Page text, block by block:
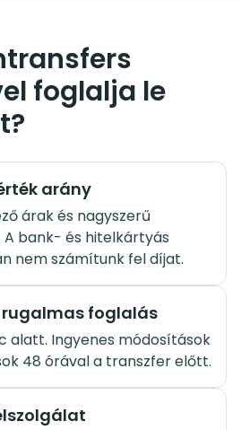
foglalja le
arány
árak és nagyszerű
A bank- és hitelkártyás
nem számítunk fel díjat.
rugalmas foglalás
alatt. Ingyenes módosítások
48 órával a transzfer előtt.